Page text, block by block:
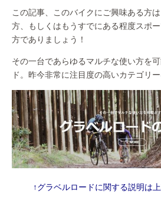
この記事、このバイクにご興味ある方
方、もしくはもうすでにある程度スポ
方でありましょう！
その一台であらゆるマルチな使い方を
ド。昨今非常に注目度の高いカテゴリー
↑グラベルロードに関する説明は